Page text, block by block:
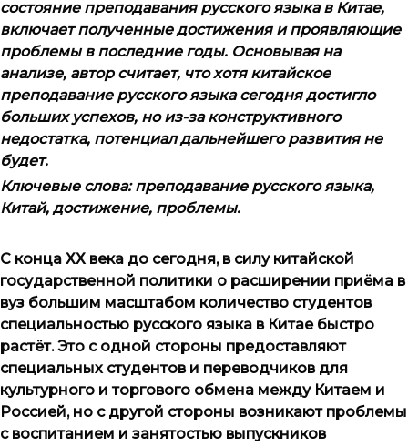
состояние преподавания русского языка в Китае,
включает полученные достижения и проявляющие
проблемы в последние годы. Основывая на
анализе, автор считает, что хотя китайское
преподавание русского языка сегодня достигло
больших успехов, но из-за конструктивного
недостатка, потенциал дальнейшего развития не
будет.
Ключевые слова:преподавание русского языка,
Китай, достижение, проблемы.
С конца ХХ века до сегодня, в силу китайской
государственной политики о расширении приёма в
вуз большим масштабом количество студентов
специальностью русского языка в Китае быстро
растёт. Это с одной стороны предоставляют
специальных студентов и переводчиков для
культурного и торгового обмена между Китаем и
Россией, но с другой стороны возникают проблемы
с воспитанием и занятостью выпускников